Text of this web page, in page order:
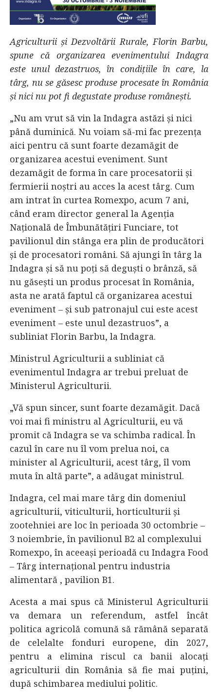
Agriculturii şi Dezvoltării Rurale, Florin Barbu,
spune că organizarea evenimentului Indagra
este unul dezastruos, în condiţiile în care, la
târg, nu se găsesc produse procesate în România
şi nici nu pot fi degustate produse româneşti.
„Nu am vrut să vin la Indagra astăzi şi nici
până duminică. Nu voiam să-mi fac prezenţa
aici pentru că sunt foarte dezamăgit de
organizarea acestui eveniment. Sunt
dezamăgit de forma în care procesatorii şi
fermierii noştri au acces la acest târg. Cum
am intrat în curtea Romexpo, acum 7 ani,
când eram director general la Agenţia
Naţională de Îmbunătăţiri Funciare, tot
pavilionul din stânga era plin de producători
şi de procesatori români. Să ajungi în târg la
Indagra şi să nu poţi să deguşti o brânză, să
nu găseşti un produs procesat în România,
asta ne arată faptul că organizarea acestui
eveniment – şi sub patronajul cui este acest
eveniment – este unul dezastruos”, a
subliniat Florin Barbu, la Indagra.
Ministrul Agriculturii a subliniat că
evenimentul Indagra ar trebui preluat de
Ministerul Agriculturii.
„Vă spun sincer, sunt foarte dezamăgit. Dacă
voi mai fi ministru al Agriculturii, eu vă
promit că Indagra se va schimba radical. În
cazul în care nu îl vom prelua noi, ca
minister al Agriculturii, acest târg, îl vom
muta în altă parte”, a adăugat ministrul.
Indagra, cel mai mare târg din domeniul
agriculturii, viticulturii, horticulturii şi
zootehniei are loc în perioada 30 octombrie –
3 noiembrie, în pavilionul B2 al complexului
Romexpo, în aceeaşi perioadă cu Indagra Food
– Târg internaţional pentru industria
alimentară , pavilion B1.
Acesta a mai spus că Ministerul Agriculturii
va demara un referendum, astfel încât
politica agricolă comună să rămână separată
de celelalte fonduri europene, din 2027,
pentru a elimina riscul ca banii alocaţi
agriculturii din România să fie mai puţini,
după schimbarea mediului politic.